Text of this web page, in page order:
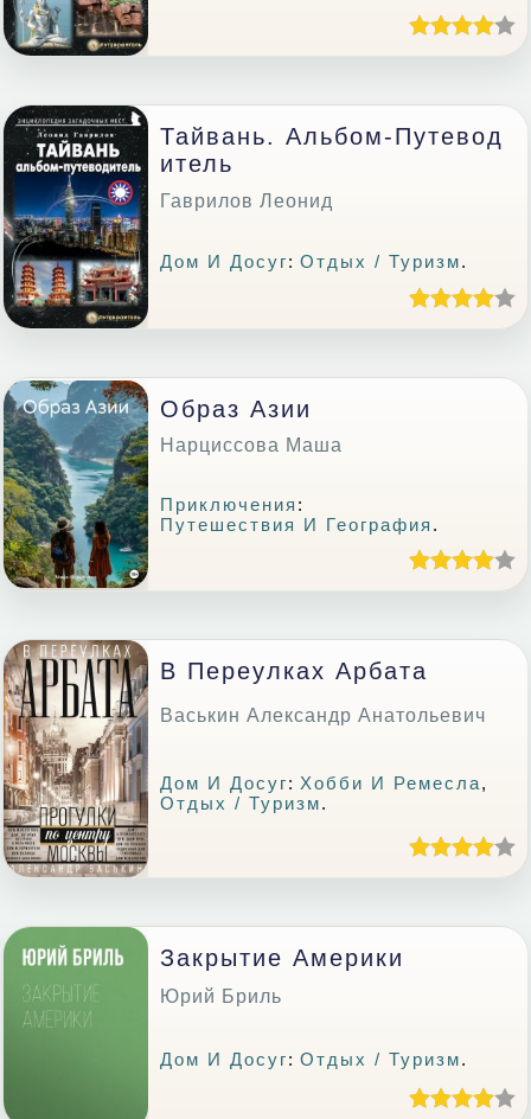
Тайвань. Альбом-Путевод
Итель
Гаврилов Леонид
Дом И Досуг:Отдых / Туризм.
Образ Азии
Нарциссова Маша
Приключения :
Путешествия И География .
В Переулках Арбата
Васькин Александр Анатольевич
Дом И Досуг: Хобби И Ремесла,
Отдых / Туризм.
Закрытие Америки
Юрий Бриль
Дом И Досуг:Отдых / Туризм.